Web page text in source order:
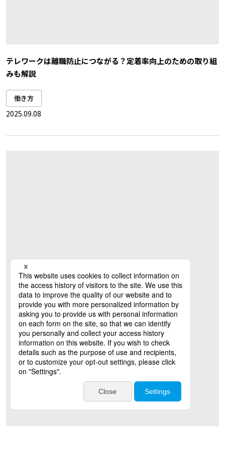
テレワークは離職防止につながる？定着率向上のための取り組
みも解説
働き方
2025.09.08